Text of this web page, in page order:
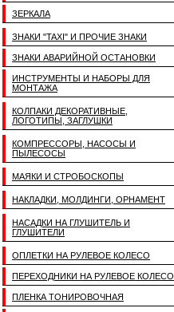
ЗЕРКАЛА
ЗНАКИ "TAXI" И ПРОЧИЕ ЗНАКИ
ЗНАКИ АВАРИЙНОЙ ОСТАНОВКИ
ИНСТРУМЕНТЫ И НАБОРЫ ДЛЯ
МОНТАЖА
КОЛПАКИ ДЕКОРАТИВНЫЕ,
ЛОГОТИПЫ, ЗАГЛУШКИ
КОМПРЕССОРЫ, НАСОСЫ И
ПЫЛЕСОСЫ
МАЯКИ И СТРОБОСКОПЫ
НАКЛАДКИ, МОЛДИНГИ, ОРНАМЕНТ
НАСАДКИ НА ГЛУШИТЕЛЬ И
ГЛУШИТЕЛИ
ОПЛЕТКИ НА РУЛЕВОЕ КОЛЕСО
ПЕРЕХОДНИКИ НА РУЛЕВОЕ КОЛЕСО
ПЛЕНКА ТОНИРОВОЧНАЯ